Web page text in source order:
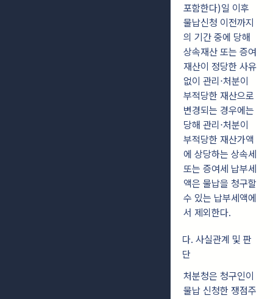
포함한다)일 이후
물납신청 이전까지
의 기간 중에 당해
상속재산 또는 증여
재산이 정당한 사유
없이 관리⋅처분이
부적당한 재산으로
변경되는 경우에는
당해 관리⋅처분이
부적당한 재산가액
에 상당하는 상속세
또는 증여세 납부세
액은 물납을 청구할
수 있는 납부세액에
서 제외한다.
다. 사실관계 및 판
단
처분청은 청구인이
물납 신청한 쟁점주